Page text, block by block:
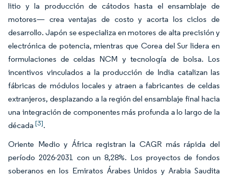
litio y la producción de cátodos hasta el ensamblaje de
motores— crea ventajas de costo y acorta los ciclos de
desarrollo. Japón se especializa en motores de alta precisión y
electrónica de potencia, mientras que Corea del Sur lidera en
formulaciones de celdas NCM y tecnología de bolsa. Los
incentivos vinculados a la producción de India catalizan las
fábricas de módulos locales y atraen a fabricantes de celdas
extranjeros, desplazando a la región del ensamblaje final hacia
una integración de componentes más profunda a lo largo de la
década [3].
Oriente Medio y África registran la CAGR más rápida del
período 2026-2031 con un 8,28%. Los proyectos de fondos
soberanos en los Emiratos Árabes Unidos y Arabia Saudita